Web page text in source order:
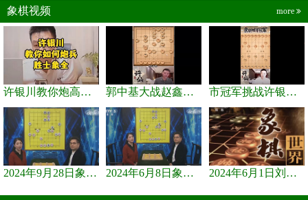
象棋视频 more
许银川教你炮高兵士象全如何赢士象全，简单四步即可 郭中基大战赵鑫鑫，许银川激情讲解 市冠军挑战许银川，急进中兵变化真激烈！
2024年9月28日象棋世界栏目，刘君、蒋川讲解了第九届杨官璘杯象棋... 2024年6月8日象棋世界，刘君、蒋川讲解了第九届杨官璘杯全国象棋... 2024年6月1日刘君、蒋川讲解第三届上海杯象棋大师赛谢靖与李少庚...